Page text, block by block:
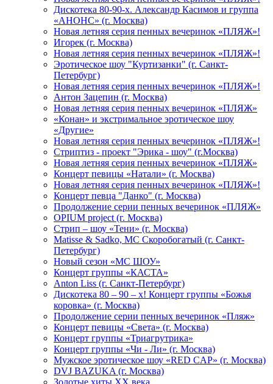
Дискотека 80-90-х. Александр Касимов и группа
«АНОНС» (г. Москва)
Новая летняя серия пенных вечеринок «ПЛЯЖ»!
Игорек (г. Москва)
Новая летняя серия пенных вечеринок «ПЛЯЖ»!
Эротическое шоу "Куртизанки" (г. Санкт-
Петербург)
Новая летняя серия пенных вечеринок «ПЛЯЖ»!
Антон Зацепин (г. Москва)
Новая летняя серия пенных вечеринок «ПЛЯЖ»
«Конан» и экстримальное эротическое шоу
«Другие»
Новая летняя серия пенных вечеринок «ПЛЯЖ»!
Стриптиз - проект "Эрика - шоу" (г.Москва)
Новая летняя серия пенных вечеринок «ПЛЯЖ»
Концерт певицы «Натали» (г. Москва)
Новая летняя серия пенных вечеринок «ПЛЯЖ»!
Концерт певца "Данко" (г. Москва)
Продолжение серии пенных вечеринок «ПЛЯЖ»
OPIUM project (г. Москва)
Стрип – шоу «Тени» (г. Москва)
Matissе & Sadko, MC Скоробогатый (г. Санкт-
Петербург)
Новый сезон «МС ШОУ»
Концерт группы «КАСТА»
Anton Liss (г. Санкт-Петербург)
Дискотека 80 – 90 – х! Концерт группы «Божья
коровка» (г. Москва)
Продолжение серии пенных вечеринок «Пляж»
Концерт певицы «Света» (г. Москва)
Концерт группы «Триагрутрика»
Концерт группы «Чи - Ли» (г. Москва)
Мужское эротическое шоу «RED CAP» (г. Москва)
DVJ BAZUKA (г. Москва)
Золотые хиты XX века